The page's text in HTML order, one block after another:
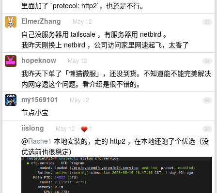
里面加了 `protocol: http2`，也还是不行。
93
ElmerZhang May 12
自己没服务器用 tailscale ，有服务器用 netbird 。
我昨天刚换上 netbird ，公司访问家里网速起飞，太香了
94
hopeknow May 12
我昨天下单了「懒猫微服」，还没到货。不知道能不能完美解决
内网穿透这个问题。看介绍是很不错的。
95
my1569101 May 12
节点小宝
96
iislong May 12 1
@Rache1 本地安装的，走的 http2 ，在本地还跑了个优选（没
优选前也很稳定）